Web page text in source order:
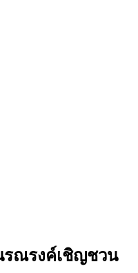
รณรงค์เชิญชวน